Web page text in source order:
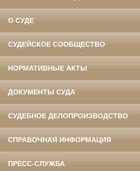
О СУДЕ
СУДЕЙСКОЕ СООБЩЕСТВО
НОРМАТИВНЫЕ АКТЫ
ДОКУМЕНТЫ СУДА
СУДЕБНОЕ ДЕЛОПРОИЗВОДСТВО
СПРАВОЧНАЯ ИНФОРМАЦИЯ
ПРЕСС-СЛУЖБА